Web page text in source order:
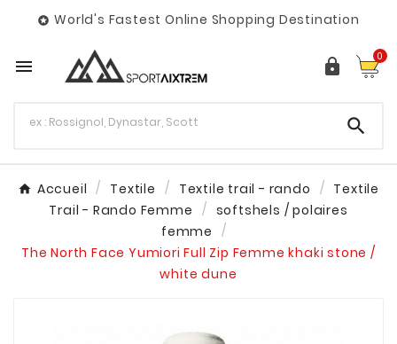
 World's Fastest Online Shopping Destination
  0

Accueil Textile Textile trail - rando
Textile
Trail - Rando Femme
softshels / polaires
femme
The North Face Yumiori Full Zip Femme khaki stone /
white dune